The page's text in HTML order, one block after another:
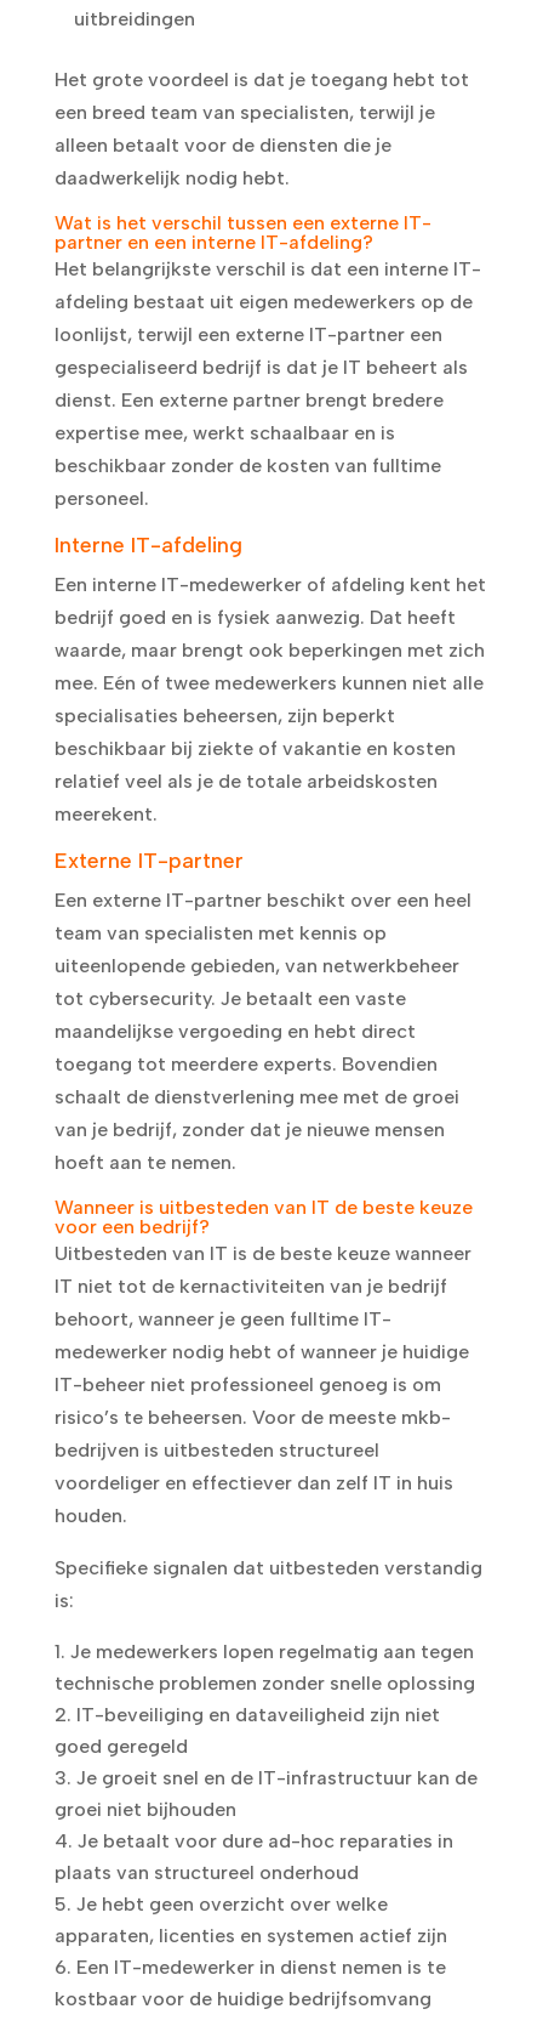
uitbreidingen
Het grote voordeel is dat je toegang hebt tot
een breed team van specialisten, terwijl je
alleen betaalt voor de diensten die je
daadwerkelijk nodig hebt.
Wat is het verschil tussen een externe IT-
partner en een interne IT-afdeling?
Het belangrijkste verschil is dat een interne IT-
afdeling bestaat uit eigen medewerkers op de
loonlijst, terwijl een externe IT-partner een
gespecialiseerd bedrijf is dat je IT beheert als
dienst. Een externe partner brengt bredere
expertise mee, werkt schaalbaar en is
beschikbaar zonder de kosten van fulltime
personeel.
Interne IT-afdeling
Een interne IT-medewerker of afdeling kent het
bedrijf goed en is fysiek aanwezig. Dat heeft
waarde, maar brengt ook beperkingen met zich
mee. Eén of twee medewerkers kunnen niet alle
specialisaties beheersen, zijn beperkt
beschikbaar bij ziekte of vakantie en kosten
relatief veel als je de totale arbeidskosten
meerekent.
Externe IT-partner
Een externe IT-partner beschikt over een heel
team van specialisten met kennis op
uiteenlopende gebieden, van netwerkbeheer
tot cybersecurity. Je betaalt een vaste
maandelijkse vergoeding en hebt direct
toegang tot meerdere experts. Bovendien
schaalt de dienstverlening mee met de groei
van je bedrijf, zonder dat je nieuwe mensen
hoeft aan te nemen.
Wanneer is uitbesteden van IT de beste keuze
voor een bedrijf?
Uitbesteden van IT is de beste keuze wanneer
IT niet tot de kernactiviteiten van je bedrijf
behoort, wanneer je geen fulltime IT-
medewerker nodig hebt of wanneer je huidige
IT-beheer niet professioneel genoeg is om
risico’s te beheersen. Voor de meeste mkb-
bedrijven is uitbesteden structureel
voordeliger en effectiever dan zelf IT in huis
houden.
Specifieke signalen dat uitbesteden verstandig
is:
Je medewerkers lopen regelmatig aan tegen
technische problemen zonder snelle oplossing
IT-beveiliging en dataveiligheid zijn niet
goed geregeld
Je groeit snel en de IT-infrastructuur kan de
groei niet bijhouden
Je betaalt voor dure ad-hoc reparaties in
plaats van structureel onderhoud
Je hebt geen overzicht over welke
apparaten, licenties en systemen actief zijn
Een IT-medewerker in dienst nemen is te
kostbaar voor de huidige bedrijfsomvang